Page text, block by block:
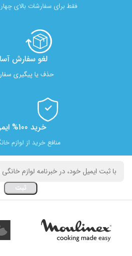
فقط برای سفارشات بالای
لغو سفارش
حذف یا پیگیری
خرید 100% ایمن
منافع خرید از لوازم